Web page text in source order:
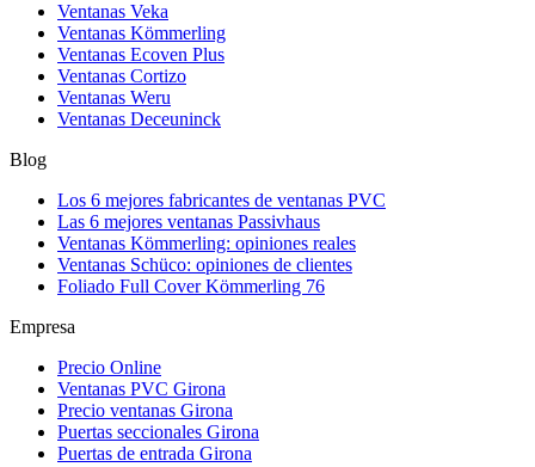
Ventanas Veka
Ventanas Kömmerling
Ventanas Ecoven Plus
Ventanas Cortizo
Ventanas Weru
Ventanas Deceuninck
Blog
Los 6 mejores fabricantes de ventanas PVC
Las 6 mejores ventanas Passivhaus
Ventanas Kömmerling: opiniones reales
Ventanas Schüco: opiniones de clientes
Foliado Full Cover Kömmerling 76
Empresa
Precio Online
Ventanas PVC Girona
Precio ventanas Girona
Puertas seccionales Girona
Puertas de entrada Girona